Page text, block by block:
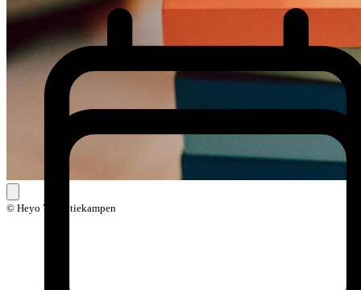
© Heyo Vakantiekampen